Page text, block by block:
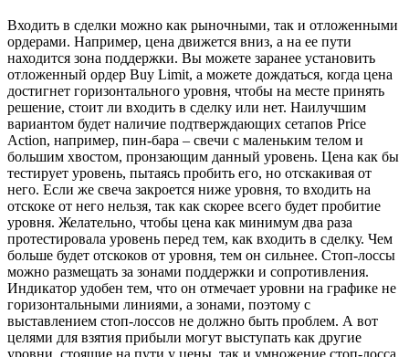
Входить в сделки можно как рыночными, так и отложенными
ордерами. Например, цена движется вниз, а на ее пути
находится зона поддержки. Вы можете заранее установить
отложенный ордер Buy Limit, а можете дождаться, когда цена
достигнет горизонтального уровня, чтобы на месте принять
решение, стоит ли входить в сделку или нет. Наилучшим
вариантом будет наличие подтверждающих сетапов Price
Action, например, пин-бара – свечи с маленьким телом и
большим хвостом, пронзающим данный уровень. Цена как бы
тестирует уровень, пытаясь пробить его, но отскакивая от
него. Если же свеча закроется ниже уровня, то входить на
отскоке от него нельзя, так как скорее всего будет пробитие
уровня. Желательно, чтобы цена как минимум два раза
протестировала уровень перед тем, как входить в сделку. Чем
больше будет отскоков от уровня, тем он сильнее. Стоп-лоссы
можно размещать за зонами поддержки и сопротивления.
Индикатор удобен тем, что он отмечает уровни на графике не
горизонтальными линиями, а зонами, поэтому с
выставлением стоп-лоссов не должно быть проблем. А вот
целями для взятия прибыли могут выступать как другие